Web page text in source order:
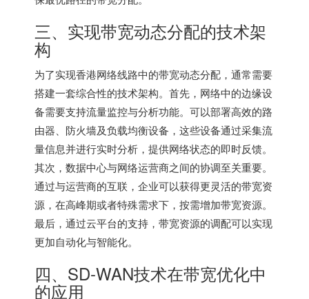
三、实现带宽动态分配的技术架
构
为了实现香港网络线路中的带宽动态分配，通常需要
搭建一套综合性的技术架构。首先，网络中的边缘设
备需要支持流量监控与分析功能。可以部署高效的路
由器、防火墙及负载均衡设备，这些设备通过采集流
量信息并进行实时分析，提供网络状态的即时反馈。
其次，数据中心与网络运营商之间的协调至关重要。
通过与运营商的互联，企业可以获得更灵活的带宽资
源，在高峰期或者特殊需求下，按需增加带宽资源。
最后，通过云平台的支持，带宽资源的调配可以实现
更加自动化与智能化。
四、SD-WAN技术在带宽优化中
的应用